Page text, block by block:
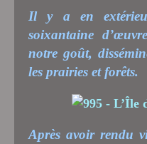
Il y a en
soixantaine
notre goût,
les prairies et forêts.
Après avoir rendu